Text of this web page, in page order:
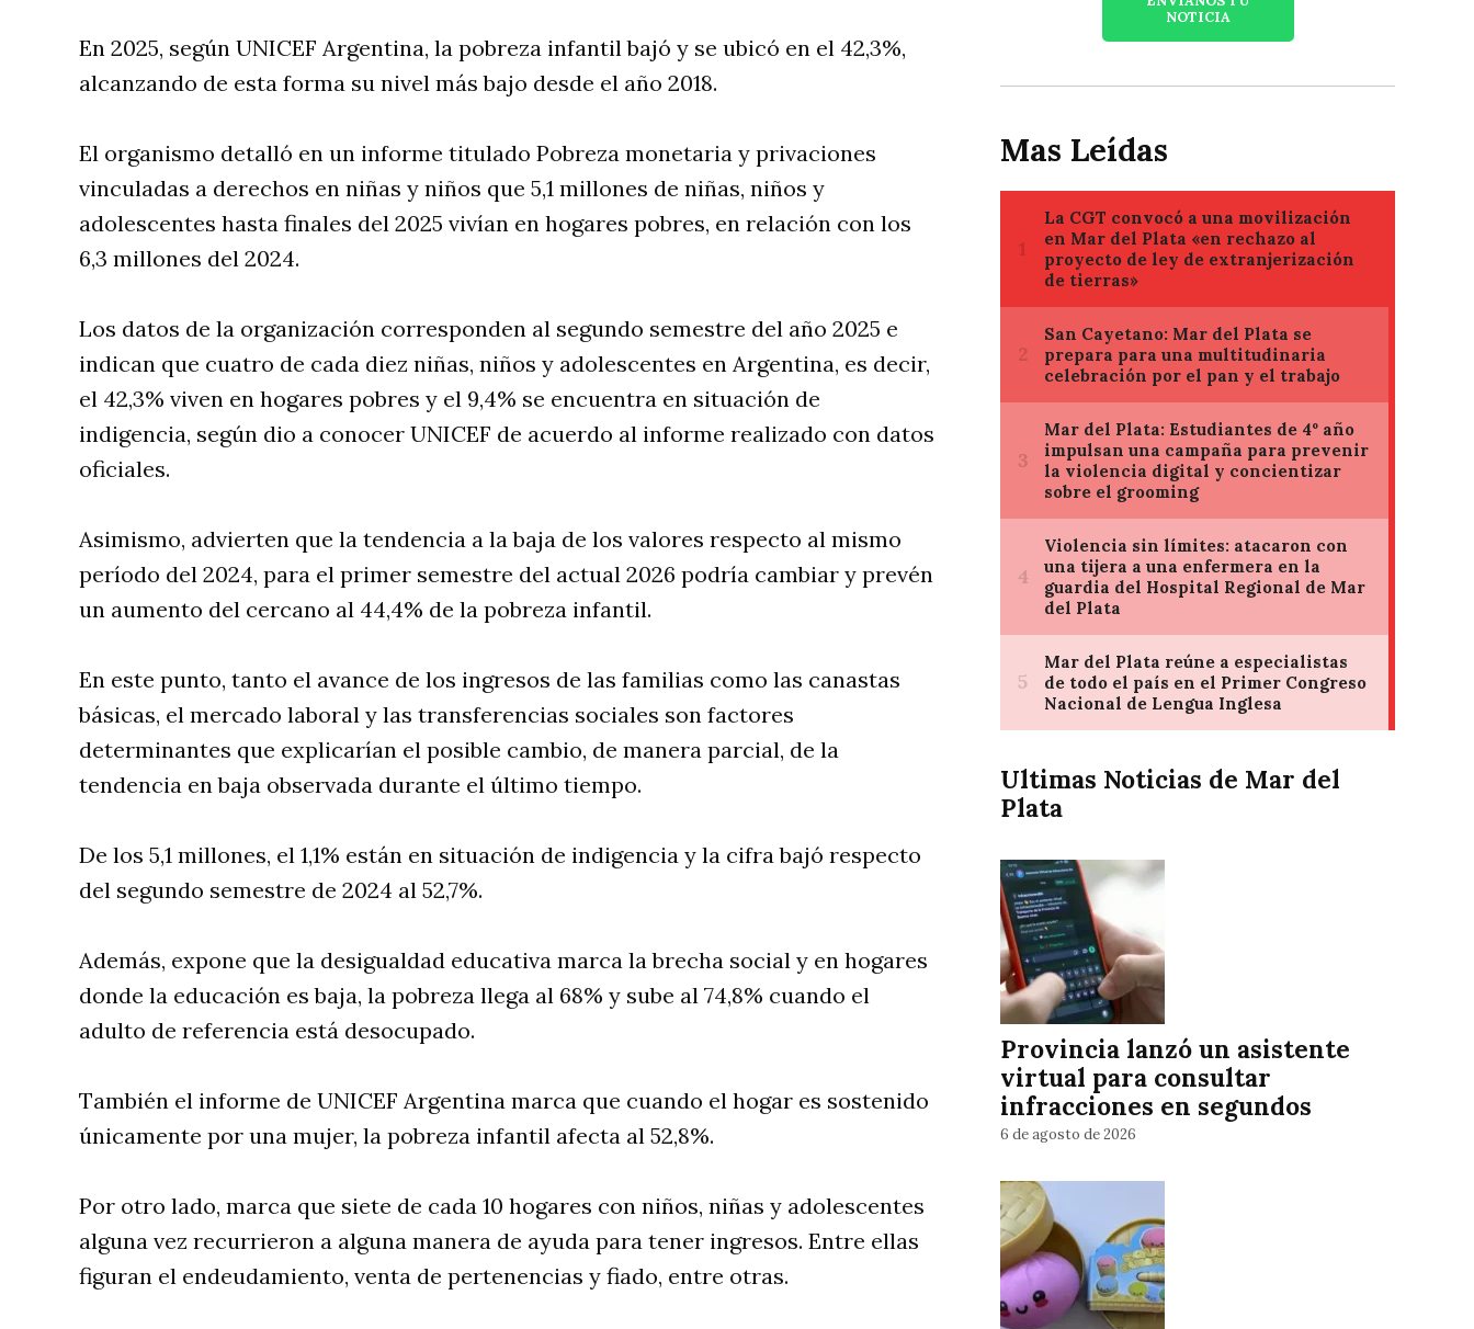
En 2025, según UNICEF Argentina, la pobreza infantil bajó y se ubicó en el 42,3%,
alcanzando de esta forma su nivel más bajo desde el año 2018.
El organismo detalló en un informe titulado Pobreza monetaria y privaciones
vinculadas a derechos en niñas y niños que 5,1 millones de niñas, niños y
adolescentes hasta finales del 2025 vivían en hogares pobres, en relación con los
6,3 millones del 2024.
Los datos de la organización corresponden al segundo semestre del año 2025 e
indican que cuatro de cada diez niñas, niños y adolescentes en Argentina, es decir,
el 42,3% viven en hogares pobres y el 9,4% se encuentra en situación de
indigencia, según dio a conocer UNICEF de acuerdo al informe realizado con datos
oficiales.
Asimismo, advierten que la tendencia a la baja de los valores respecto al mismo
período del 2024, para el primer semestre del actual 2026 podría cambiar y prevén
un aumento del cercano al 44,4% de la pobreza infantil.
En este punto, tanto el avance de los ingresos de las familias como las canastas
básicas, el mercado laboral y las transferencias sociales son factores
determinantes que explicarían el posible cambio, de manera parcial, de la
tendencia en baja observada durante el último tiempo.
De los 5,1 millones, el 1,1% están en situación de indigencia y la cifra bajó respecto
del segundo semestre de 2024 al 52,7%.
Además, expone que la desigualdad educativa marca la brecha social y en hogares
donde la educación es baja, la pobreza llega al 68% y sube al 74,8% cuando el
adulto de referencia está desocupado.
También el informe de UNICEF Argentina marca que cuando el hogar es sostenido
únicamente por una mujer, la pobreza infantil afecta al 52,8%.
Por otro lado, marca que siete de cada 10 hogares con niños, niñas y adolescentes
alguna vez recurrieron a alguna manera de ayuda para tener ingresos. Entre ellas
figuran el endeudamiento, venta de pertenencias y fiado, entre otras.
NOTICIA
Mas Leídas
Ultimas Noticias de Mar del
Plata
Provincia lanzó un asistente
virtual para consultar
infracciones en segundos
6 de agosto de 2026